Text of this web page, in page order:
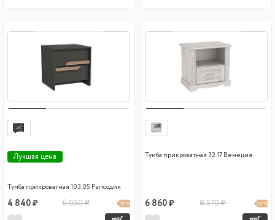
Лучшая цена
Тумба прикроватная 103.05 Рапсодия
4 840 ₽ 6 050 ₽ 20 %
Тумба прикроватная 32.17 Венеция
6 860 ₽ 8 570 ₽ 20 %